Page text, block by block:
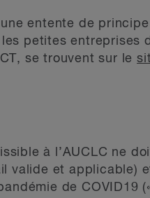
entente de
petites entreprises
se trouvent sur le
à l’AUCLC ne
valide et applicable)
de COVID­19